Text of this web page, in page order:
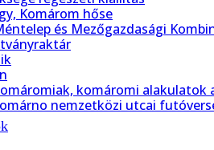
Komárom hőse
és Mezőgazdasági
komáromi alakulatok
nemzetközi utcai